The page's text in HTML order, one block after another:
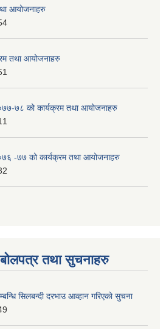
आयोजनाहरु
तथा आयोजनाहरु
७८ को कार्यक्रम तथा आयोजनाहरु
-७७ को कार्यक्रम तथा आयोजनाहरु
तथा सुचनाहरु
सिलबन्दी दरभाउ आव्हान गरिएको सुचना